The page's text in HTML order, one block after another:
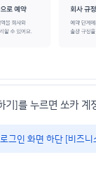
]를 누르면 쏘카
그인 화면 하단 [비즈